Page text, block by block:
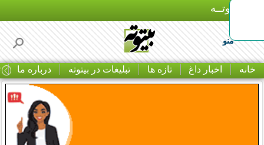
بـیتوتــه
منو
خانه اخبار داغ تازه ها تبلیغات در بیتوته درباره ما